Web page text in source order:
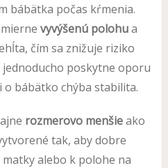
bábätka počas kŕmenia.
vyvýšenú polohua
čím sa znižuje riziko
jednoducho poskytne oporu
bábätko chýba stabilita.
rozmerovo menšieako
tak, aby dobre
alebo k polohe na